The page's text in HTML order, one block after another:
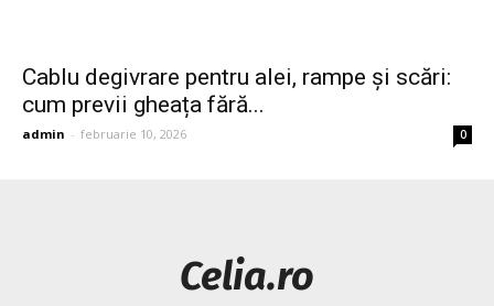
Cablu degivrare pentru alei, rampe și scări:
cum previi gheața fără...
admin - februarie 10, 2026 0
Celia.ro